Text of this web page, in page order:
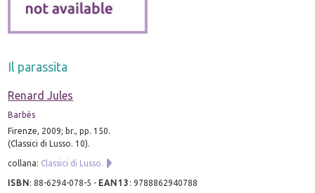
Il parassita
Renard Jules
Barbès
Firenze, 2009; br., pp. 150.
(Classici di Lusso. 10).
collana: Classici di Lusso.
ISBN:88-6294-078-5 - EAN13 :9788862940788